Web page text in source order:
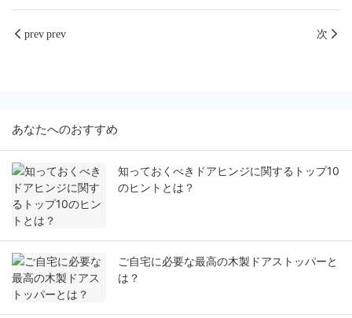
prev prev 次
あなたへのおすすめ
知っておくべきドアヒンジに関するトップ10
のヒントとは？
ご自宅に必要な最高の木製ドアストッパーと
は？